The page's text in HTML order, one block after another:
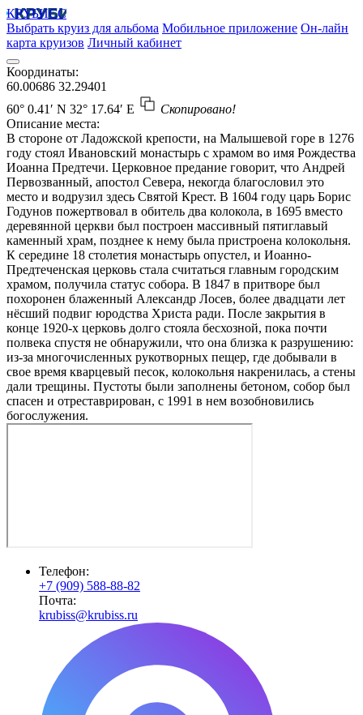
КРУБИСС
Выбрать круиз для альбома Мобильное приложение Он-лайн
карта круизов Личный кабинет
Координаты:
60.00686 32.29401
60° 0.41′ N 32° 17.64′ E
Скопировано!
Описание места:
В стороне от Ладожской крепости, на Малышевой горе в 1276
году стоял Ивановский монастырь с храмом во имя Рождества
Иоанна Предтечи. Церковное предание говорит, что Андрей
Первозванный, апостол Севера, некогда благословил это
место и водрузил здесь Святой Крест. В 1604 году царь Борис
Годунов пожертвовал в обитель два колокола, в 1695 вместо
деревянной церкви был построен массивный пятиглавый
каменный храм, позднее к нему была пристроена колокольня.
К середине 18 столетия монастырь опустел, и Иоанно-
Предтеченская церковь стала считаться главным городским
храмом, получила статус собора. В 1847 в притворе был
похоронен блаженный Александр Лосев, более двадцати лет
нёсший подвиг юродства Христа ради. После закрытия в
конце 1920-х церковь долго стояла бесхозной, пока почти
полвека спустя не обнаружили, что она близка к разрушению:
из-за многочисленных рукотворных пещер, где добывали в
свое время кварцевый песок, колокольня накренилась, а стены
дали трещины. Пустоты были заполнены бетоном, собор был
спасен и отреставрирован, с 1991 в нем возобновились
богослужения.
Телефон:
+7 (909) 588-88-82
Почта:
krubiss@krubiss.ru